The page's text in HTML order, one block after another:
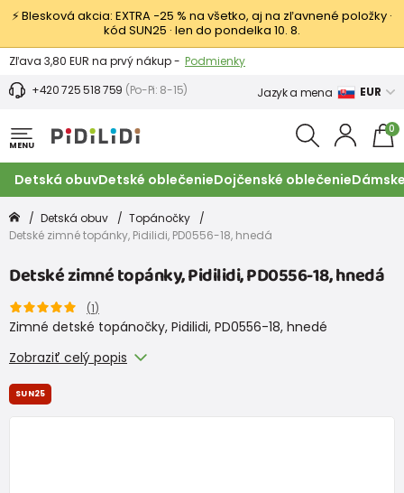
⚡ Blesková akcia: EXTRA −25 % na všetko, aj na zľavnené položky ·
kód SUN25 · len do pondelka 10. 8.
Výmena a vrátenie tovaru - Zobraziť
Zľava 3,80 EUR na prvý nákup - Podmienky
+420 725 518 759 (Po-Pi: 8-15) Jazyk a mena EUR
MENU
0
Detská obuvDetské oblečenieDojčenské oblečenie
Detská obuv
Topánočky
Detské zimné topánky, Pidilidi, PD0556-18, hnedá
Detské zimné topánky, Pidilidi, PD0556-18, hnedá
(1)
Zimné detské topánočky, Pidilidi, PD0556-18, hnedé
Zobraziť celý popis
SUN25